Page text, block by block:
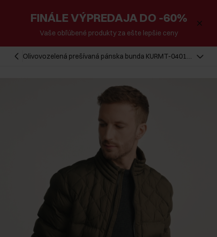
FINÁLE VÝPREDAJA DO -60%
Vaše obľúbené produkty za ešte lepšie ceny
Olivovozelená prešívaná pánska bunda KURMT-0401-